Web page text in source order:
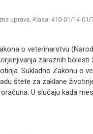
uprava, Klasa: 410-01/14-01/
o veterinarstvu
zaraznih bolesti
Sukladno Zakonu o
štete za zaklane
U slučaju kada